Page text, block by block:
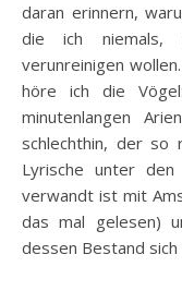
daran erinnern,
die ich niemals,
verunreinigen
höre ich die
minutenlangen
schlechthin, der so
Lyrische unter den
verwandt ist mit
das mal gelesen)
dessen Bestand